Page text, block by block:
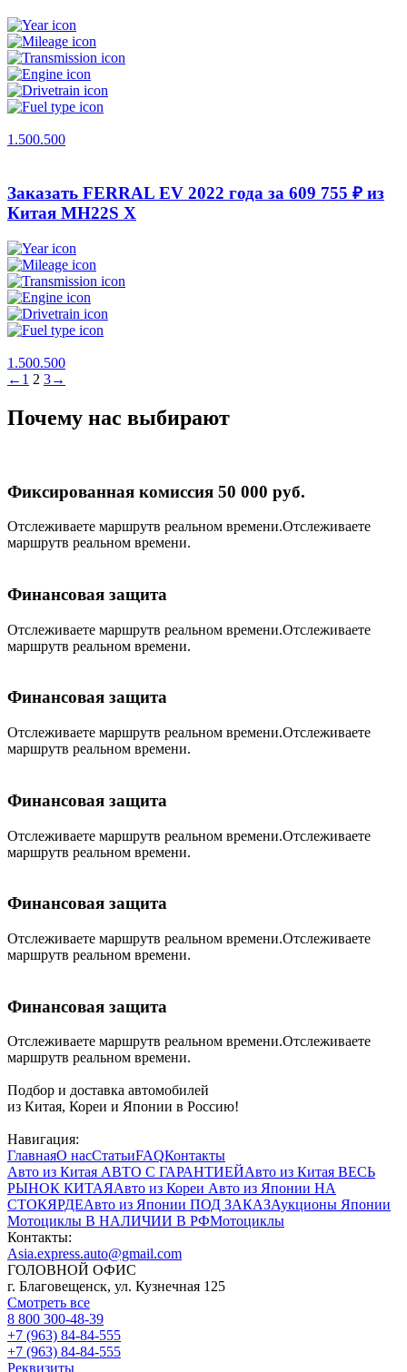
1.500.500
Заказать FERRAL EV 2022 года за 609 755 ₽ из
Китая MH22S X
1.500.500
← 1 2 3→
Почему нас выбирают
Фиксированная комиссия 50 000 руб.
Отслеживаете маршрутв реальном времени.Отслеживаете
маршрутв реальном времени.
Финансовая защита
Отслеживаете маршрутв реальном времени.Отслеживаете
маршрутв реальном времени.
Финансовая защита
Отслеживаете маршрутв реальном времени.Отслеживаете
маршрутв реальном времени.
Финансовая защита
Отслеживаете маршрутв реальном времени.Отслеживаете
маршрутв реальном времени.
Финансовая защита
Отслеживаете маршрутв реальном времени.Отслеживаете
маршрутв реальном времени.
Финансовая защита
Отслеживаете маршрутв реальном времени.Отслеживаете
маршрутв реальном времени.
Подбор и доставка автомобилей
из Китая, Кореи и Японии в Россию!
Навигация:
ГлавнаяО насСтатьиFAQКонтакты
Авто из Китая АВТО С ГАРАНТИЕЙАвто из Китая ВЕСЬ
РЫНОК КИТАЯАвто из Кореи Авто из Японии НА
СТОКЯРДЕАвто из Японии ПОД ЗАКАЗАукционы Японии
Мотоциклы В НАЛИЧИИ В РФМотоциклы
Контакты:
Asia.express.auto@gmail.com
ГОЛОВНОЙ ОФИС
г. Благовещенск, ул. Кузнечная 125
Смотреть все
8 800 300-48-39
+7 (963) 84-84-555
+7 (963) 84-84-555
Реквизиты